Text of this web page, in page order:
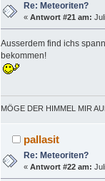
Re: Meteoriten?
«Antwort #21 am:
Ausserdem find ichs
bekommen!
MÖGE DER HIMMEL MIR
pallasit
Re: Meteoriten?
«Antwort #22 am: